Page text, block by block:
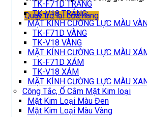
Quay trở lại cửa hàng
TK-F71D TRẮNG
TK-V18 TRẮNG
MẶT KÍNH CƯỜNG LỰC MÀU
TK-F71D VÀNG
TK-V18 VÀNG
MẶT KÍNH CƯỜNG LỰC MÀU
TK-F71D XÁM
TK-V18 XÁM
MẶT KÍNH CƯỜNG LỰC MÀU
Công Tắc, Ổ Cắm Mặt Kim loại
Mặt Kim Loại Màu Đen
Mặt Kim Loại Màu Vàng